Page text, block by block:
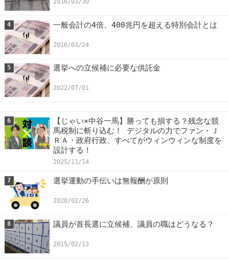
4 一般会計の4倍、400兆円を超える特別会計とは
2016/03/24
5 選挙への立候補に必要な供託金
2022/07/01
6
【じゃい×中谷一馬】勝っても損する？残念な競
馬税制に斬り込む！ デジタルの力でファン・Ｊ
ＲＡ・政府行政、すべてがウィンウィンな制度を
設計する！
2025/11/14
7 選挙運動の手伝いは無報酬が原則
2020/02/26
8 議員が首長選に立候補、議員の職はどうなる？
2015/02/13